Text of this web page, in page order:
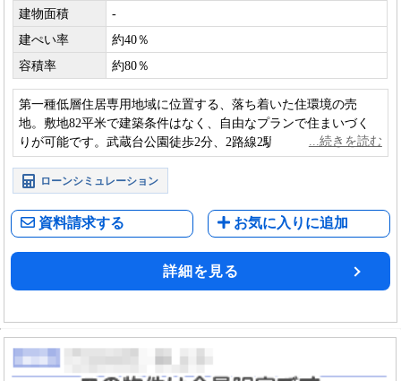
建物面積
-
建ぺい率
約40％
容積率
約80％
第一種低層住居専用地域に位置する、落ち着いた住環境の売
地。敷地82平米で建築条件はなく、自由なプランで住まいづく
りが可能です。武蔵台公園徒歩2分、2路線2駅が利用でき、自然
と利便性を兼ね備えた立地が魅力です。
ローンシミュレーション
資料請求する お気に入りに追加
詳細を見る